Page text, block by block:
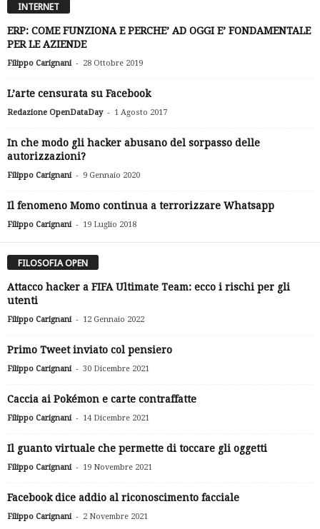
INTERNET
ERP: COME FUNZIONA E PERCHE’ AD OGGI E’ FONDAMENTALE
PER LE AZIENDE
Filippo Carignani - 28 Ottobre 2019
L’arte censurata su Facebook
Redazione OpenDataDay - 1 Agosto 2017
In che modo gli hacker abusano del sorpasso delle
autorizzazioni?
Filippo Carignani - 9 Gennaio 2020
Il fenomeno Momo continua a terrorizzare Whatsapp
Filippo Carignani - 19 Luglio 2018
FILOSOFIA OPEN
Attacco hacker a FIFA Ultimate Team: ecco i rischi per gli
utenti
Filippo Carignani - 12 Gennaio 2022
Primo Tweet inviato col pensiero
Filippo Carignani - 30 Dicembre 2021
Caccia ai Pokémon e carte contraffatte
Filippo Carignani - 14 Dicembre 2021
Il guanto virtuale che permette di toccare gli oggetti
Filippo Carignani - 19 Novembre 2021
Facebook dice addio al riconoscimento facciale
Filippo Carignani - 2 Novembre 2021